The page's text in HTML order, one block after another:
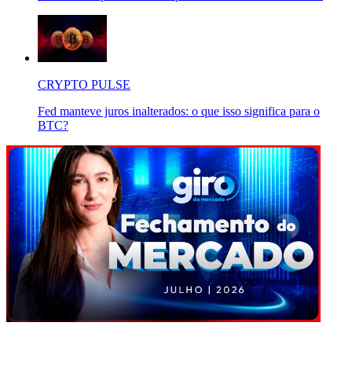
CRYPTO PULSE
Fed manteve juros inalterados: o que isso significa para o
BTC?